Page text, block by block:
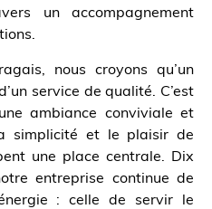
un accompagnement
nous croyons qu’un
service de qualité. C’est
ambiance conviviale et
simplicité et le plaisir de
une place centrale. Dix
entreprise continue de
: celle de servir le